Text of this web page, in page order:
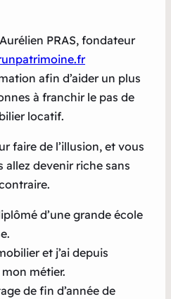
PRAS, fondateur
afin d’aider un plus
à franchir le pas de
locatif.
faire de l’illusion, et vous
allez devenir riche sans
d’une grande école
et j’ai depuis
métier.
de fin d’année de